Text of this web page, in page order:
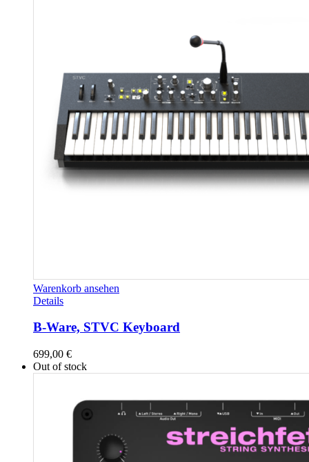
Warenkorb ansehen
Details
B-Ware, STVC Keyboard
699,00 €
Out of stock